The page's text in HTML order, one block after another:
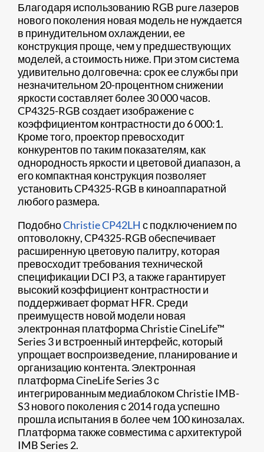
Благодаря использованию RGB pure лазеров
нового поколения новая модель не нуждается
в принудительном охлаждении, ее
конструкция проще, чем у предшествующих
моделей, а стоимость ниже. При этом система
удивительно долговечна: срок ее службы при
незначительном 20-процентном снижении
яркости составляет более 30 000 часов.
CP4325-RGB создает изображение с
коэффициентом контрастности до 6 000:1.
Кроме того, проектор превосходит
конкурентов по таким показателям, как
однородность яркости и цветовой диапазон, а
его компактная конструкция позволяет
установить CP4325-RGB в киноаппаратной
любого размера.
ПодобноChristie CP42LH с подключением по
оптоволокну, CP4325-RGB обеспечивает
расширенную цветовую палитру, которая
превосходит требования технической
спецификации DCI P3, а также гарантирует
высокий коэффициент контрастности и
поддерживает формат HFR. Среди
преимуществ новой модели новая
электронная платформа Christie CineLife™
Series 3 и встроенный интерфейс, который
упрощает воспроизведение, планирование и
организацию контента. Электронная
платформа CineLife Series 3 с
интегрированным медиаблоком Christie IMB-
S3 нового поколения с 2014 года успешно
прошла испытания в более чем 100 кинозалах.
Платформа также совместима с архитектурой
IMB Series 2.